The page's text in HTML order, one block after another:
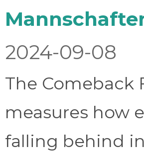
2024-09-08
The Comeback
measures how
falling behind